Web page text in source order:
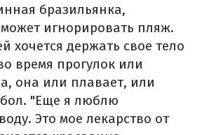
бразильянка,
игнорировать пляж.
хочется держать свое тело
время прогулок или
она или плавает, или
"Еще я люблю
Это мое лекарство от